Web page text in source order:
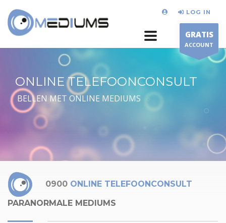
LOG IN
GRATIS
ACCOUNT
ONLINE TELEFOONCONSULT
BELLEN MET ONLINE MEDIUMS
0900 ONLINE TELEFOONCONSULT
PARANORMALE MEDIUMS